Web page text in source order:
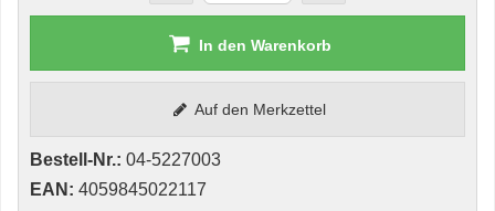
In den Warenkorb
Auf den Merkzettel
Bestell-Nr.: 04-5227003
EAN: 4059845022117